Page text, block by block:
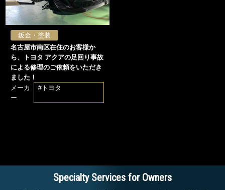
鈑金・塗装
名古屋市南区在住のお客様か
ら、トヨタ アクアの足回り事故
による修理のご依頼をいただき
ました！
メーカ
ー
#トヨタ
Specialty Services for Owners